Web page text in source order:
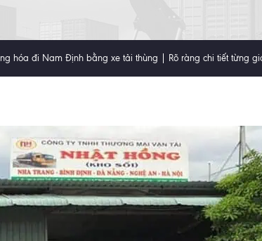
hóa đi Nam Định bằng xe tải thùng | Rõ ràng chi tiết từng